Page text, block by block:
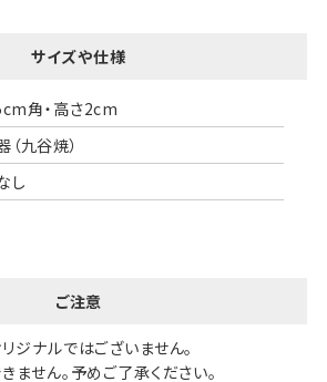
サイズや仕様
角・高さ2cm
（九谷焼）
し
ご注意
ジナルではございません。
ません。予めご了承ください。